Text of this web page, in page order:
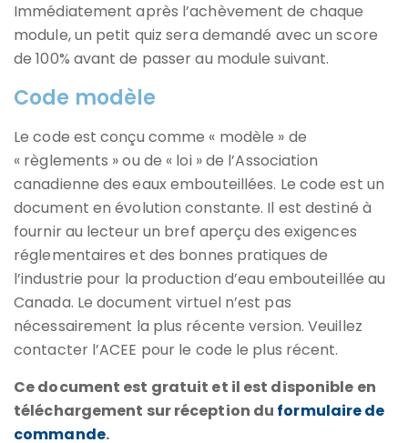
Immédiatement après l’achèvement de chaque
module, un petit quiz sera demandé avec un score
de 100% avant de passer au module suivant.
Code modèle
Le code est conçu comme « modèle » de
« règlements » ou de « loi » de l’Association
canadienne des eaux embouteillées. Le code est un
document en évolution constante. Il est destiné à
fournir au lecteur un bref aperçu des exigences
réglementaires et des bonnes pratiques de
l’industrie pour la production d’eau embouteillée au
Canada. Le document virtuel n’est pas
nécessairement la plus récente version. Veuillez
contacter l’ACEE pour le code le plus récent.
Ce document est gratuit et il est disponible en
téléchargement sur réception du formulaire de
commande.